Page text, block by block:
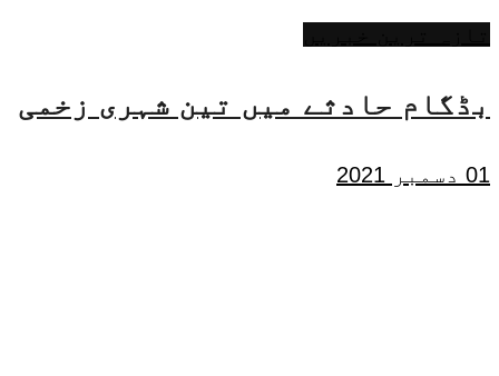
بڈگام حادثے میں تین شہری زخمی
01 دسمبر 2021